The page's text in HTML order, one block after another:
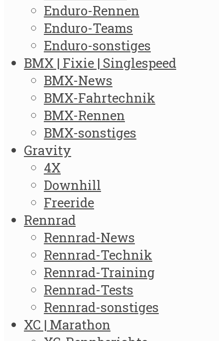
Enduro-Rennen
Enduro-Teams
Enduro-sonstiges
BMX | Fixie | Singlespeed
BMX-News
BMX-Fahrtechnik
BMX-Rennen
BMX-sonstiges
Gravity
4X
Downhill
Freeride
Rennrad
Rennrad-News
Rennrad-Technik
Rennrad-Training
Rennrad-Tests
Rennrad-sonstiges
XC | Marathon